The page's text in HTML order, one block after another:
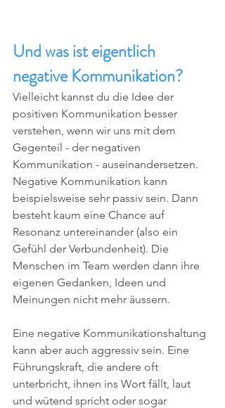
Und was ist eigentlich
negative Kommunikation?
Vielleicht kannst du die Idee der
positiven Kommunikation besser
verstehen, wenn wir uns mit dem
Gegenteil - der negativen
Kommunikation - auseinandersetzen.
Negative Kommunikation kann
beispielsweise sehr passiv sein. Dann
besteht kaum eine Chance auf
Resonanz untereinander (also ein
Gefühl der Verbundenheit). Die
Menschen im Team werden dann ihre
eigenen Gedanken, Ideen und
Meinungen nicht mehr äussern.
Eine negative Kommunikationshaltung
kann aber auch aggressiv sein. Eine
Führungskraft, die andere oft
unterbricht, ihnen ins Wort fällt, laut
und wütend spricht oder sogar